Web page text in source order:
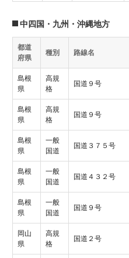
中四国・九州・沖縄地方
都道
府県
種別 路線名
島根
県
高規
格
国道９号
島根
県
高規
格
国道９号
島根
県
一般
国道
国道３７５号
島根
県
一般
国道
国道４３２号
島根
県
一般
国道
国道９号
岡山
県
高規
格
国道２号